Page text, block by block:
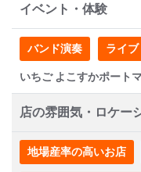
イベント・体験
バンド演奏 ライ
いちご よこすかポート
店の雰囲気・ロケー
地場産率の高いお店